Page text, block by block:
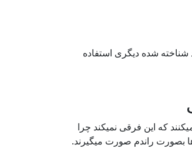
شناخته شده دیگری استفاده
که این فرقی نمیکند چرا
بصورت راندم صورت میگیرند.